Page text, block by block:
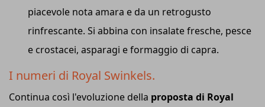
piacevole nota amara e da un retrogusto
rinfrescante. Si abbina con insalate fresche, pesce
e crostacei, asparagi e formaggio di capra.
I numeri di Royal Swinkels.
Continua così l'evoluzione della proposta di Royal